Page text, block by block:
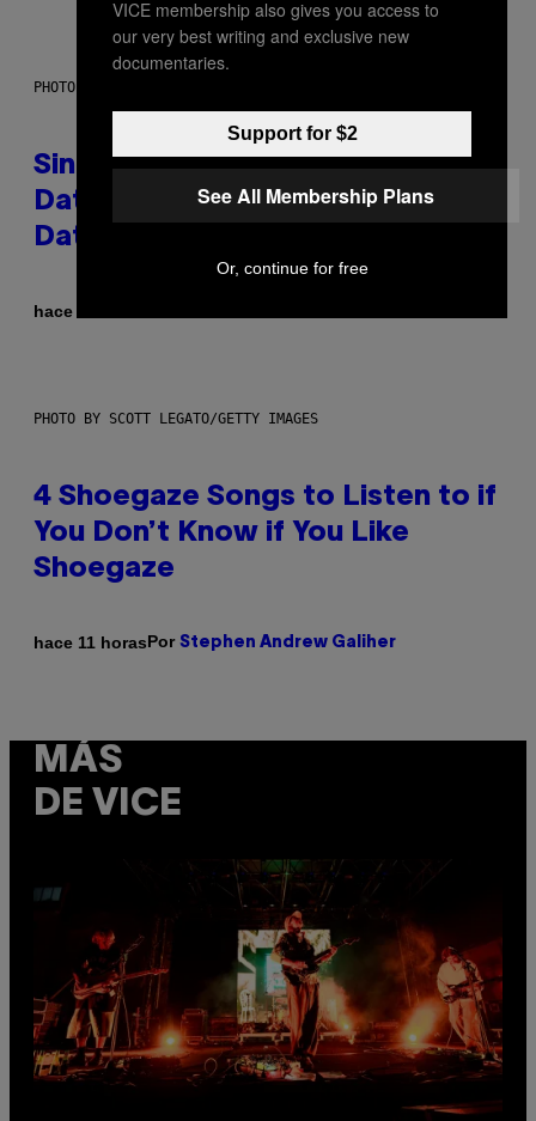
PHOTO: PIXELSEFFECT / GETTY IMAGES
Singles Are Ditching Expensive
Dates for ‘Infladating,’ and a
Dating Expert Has Thoughts
hace 3 horas
PHOTO BY SCOTT LEGATO/GETTY IMAGES
4 Shoegaze Songs to Listen to if
You Don’t Know if You Like
Shoegaze
hace 11 horasPor Stephen Andrew Galiher
MÁS
DE VICE
VICE membership also gives you access to
our very best writing and exclusive new
documentaries.
Support for $2
See All Membership Plans
Or, continue for free